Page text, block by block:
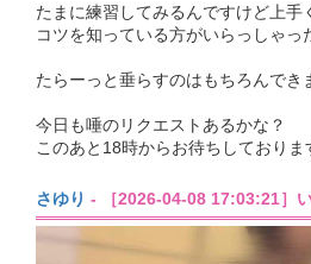
たまに練習してみるんですけど上手
コツを知っている方がいらっしゃ
たらーっと垂らすのはもちろんでき
今日も唾のリクエストあるかな？
このあと18時からお待ちしておりま
さゆり - ［2026-04-08 17:03:21］